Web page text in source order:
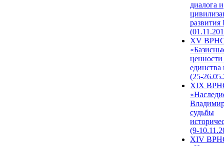
диалога и
развития
XV
единства
(25-
XIX
судьбы
(9-
XIV